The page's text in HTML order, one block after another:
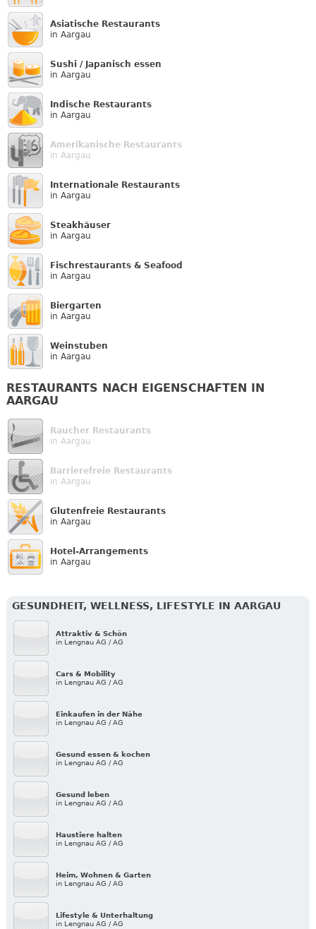
Asiatische Restaurants
in Aargau
Sushi / Japanisch essen
in Aargau
Indische Restaurants
in Aargau
Amerikanische Restaurants
in Aargau
Internationale Restaurants
in Aargau
Steakhäuser
in Aargau
Fischrestaurants & Seafood
in Aargau
Biergarten
in Aargau
Weinstuben
in Aargau
RESTAURANTS NACH EIGENSCHAFTEN IN
AARGAU
Raucher Restaurants
in Aargau
Barrierefreie Restaurants
in Aargau
Glutenfreie Restaurants
in Aargau
Hotel-Arrangements
in Aargau
GESUNDHEIT, WELLNESS, LIFESTYLE IN AARGAU
Attraktiv & Schön
in Lengnau AG / AG
Cars & Mobility
in Lengnau AG / AG
Einkaufen in der Nähe
in Lengnau AG / AG
Gesund essen & kochen
in Lengnau AG / AG
Gesund leben
in Lengnau AG / AG
Haustiere halten
in Lengnau AG / AG
Heim, Wohnen & Garten
in Lengnau AG / AG
Lifestyle & Unterhaltung
in Lengnau AG / AG